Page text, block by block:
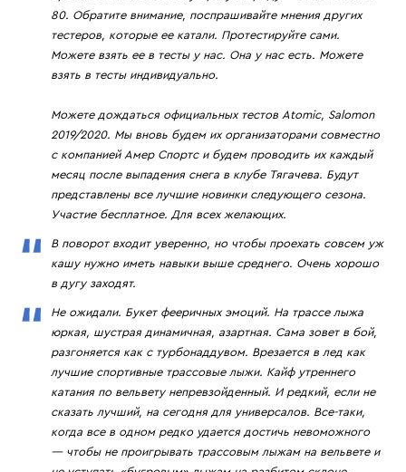
80. Обратите внимание, поспрашивайте мнения других
тестеров, которые ее катали. Протестируйте сами.
Можете взять ее в тесты у нас. Она у нас есть. Можете
взять в тесты индивидуально.
Можете дождаться официальных тестов Atomic, Salomon
2019/2020. Мы вновь будем их организаторами совместно
с компанией Амер Спортс и будем проводить их каждый
месяц после выпадения снега в клубе Тягачева. Будут
представлены все лучшие новинки следующего сезона.
Участие бесплатное. Для всех желающих.
В поворот входит уверенно, но чтобы проехать совсем уж
кашу нужно иметь навыки выше среднего. Очень хорошо
в дугу заходят.
Не ожидали. Букет фееричных эмоций. На трассе лыжа
юркая, шустрая динамичная, азартная. Сама зовет в бой,
разгоняется как с турбонаддувом. Врезается в лед как
лучшие спортивные трассовые лыжи. Кайф утреннего
катания по вельвету непревзойденный. И редкий, если не
сказать лучший, на сегодня для универсалов. Все-таки,
когда все в одном редко удается достичь невоможного
— чтобы не проигрывать трассовым лыжам на вельвете и